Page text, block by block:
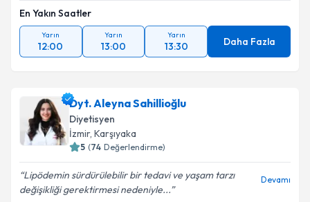
En Yakın Saatler
Yarın
12:00
Yarın
13:00
Yarın
13:30 Daha Fazla
Dyt. Aleyna Sahillioğlu
Diyetisyen
İzmir, Karşıyaka
5 (74 Değerlendirme)
Lipödemin sürdürülebilir bir tedavi ve yaşam tarzı
değişikliği gerektirmesi nedeniyle...
Devamı